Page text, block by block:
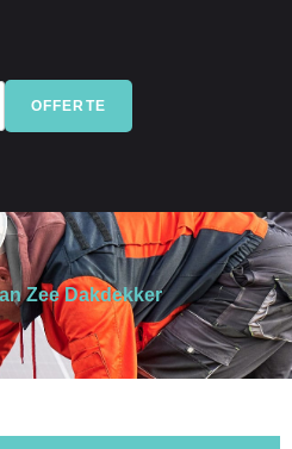
OFFERTE
Zee Dakdekker